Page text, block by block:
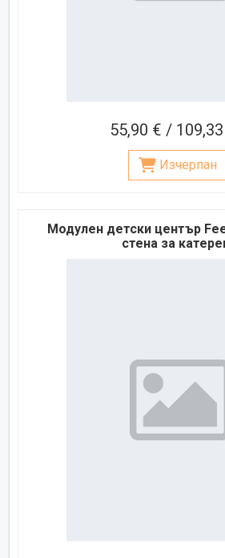
55,90 € /
Изчерпан
Модулен детски център
стена за